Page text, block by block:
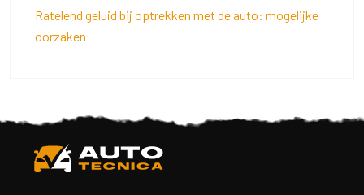
Ratelend geluid bij optrekken met de auto: mogelijke
oorzaken